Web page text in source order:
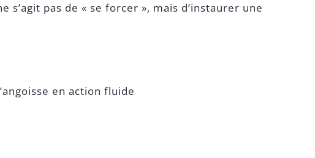
s’agit pas de « se forcer », mais d’instaurer une
en action fluide